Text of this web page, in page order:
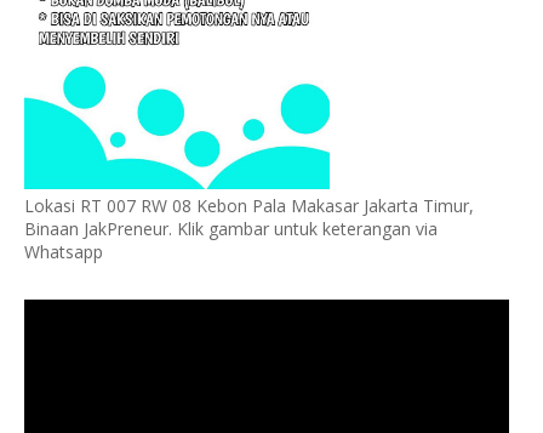
Lokasi RT 007 RW 08 Kebon Pala Makasar Jakarta Timur,
Binaan JakPreneur. Klik gambar untuk keterangan via
Whatsapp